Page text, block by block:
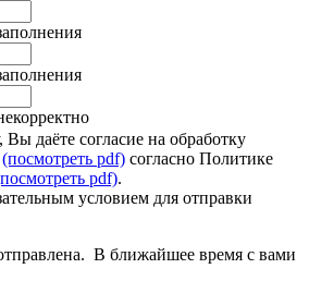
даёте согласие на обработку
(посмотреть pdf) согласно Политике
pdf).
условием для отправки
В ближайшее время с вами